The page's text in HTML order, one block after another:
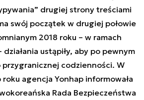
drugiej strony treściami
swój początek w drugiej połowie
2018 roku – w ramach
ustąpiły, aby po pewnym
przygranicznej codzienności. W
agencja Yonhap informowała
Rada Bezpieczeństwa